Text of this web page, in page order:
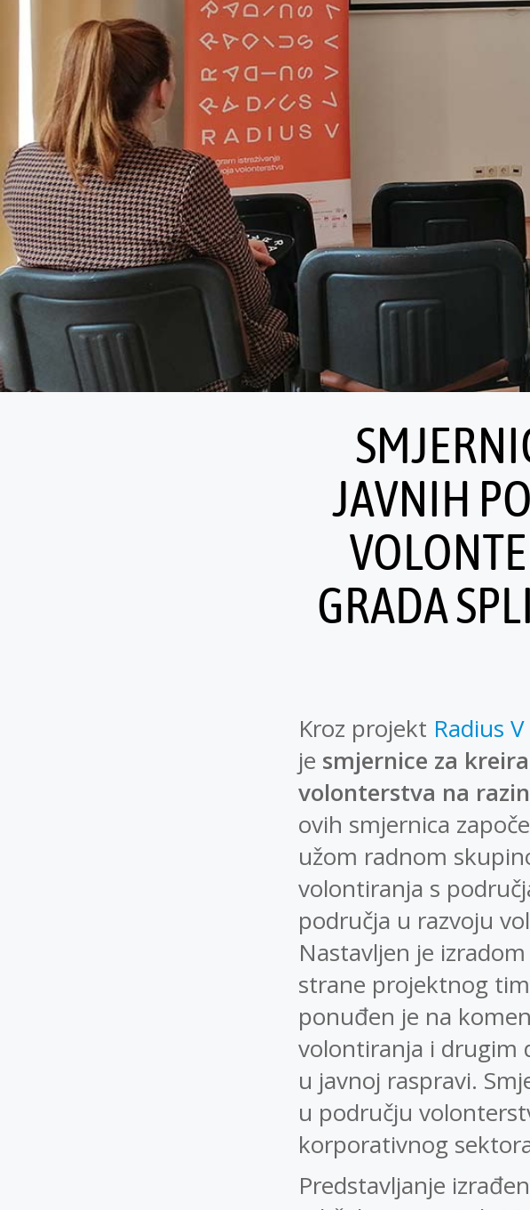
JAVNIH
GRADA
Kroz projekt Radius V
je smjernice za
volonterstva na
ovih smjernica
užom radnom
volontiranja s
područja u razvoju
Nastavljen je
strane projektnog
ponuđen je na
volontiranja i drugim
u javnoj raspravi.
u području
korporativnog
Predstavljanje